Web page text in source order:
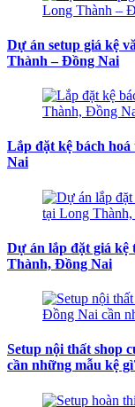
Dự án setup giá kệ
Thành – Đồng Nai
Lắp đặt kệ bách
Nai
Dự án lắp đặt giá
Thành, Đồng Nai
Setup nội thất shop
cần những mẫu kệ